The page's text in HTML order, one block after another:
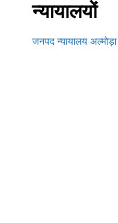
न्यायालयों
जनपद न्यायालय अल्मोड़ा